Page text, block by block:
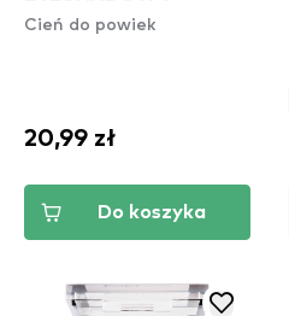
Cień do powiek
20,99 zł
Do koszyka